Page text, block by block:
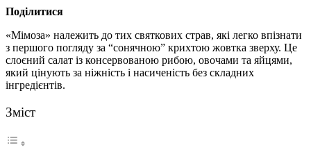
Поділитися
«Мімоза» належить до тих святкових страв, які легко впізнати
з першого погляду за “сонячною” крихтою жовтка зверху. Це
слоєний салат із консервованою рибою, овочами та яйцями,
який цінують за ніжність і насиченість без складних
інгредієнтів.
Зміст